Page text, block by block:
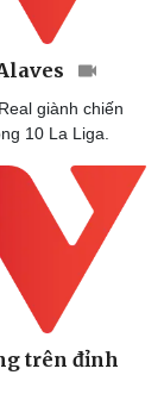
giành chiến
10 La Liga.
trên đỉnh